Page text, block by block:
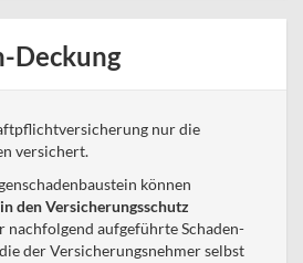
Deckung
nur die
versichert.
können
den Versicherungsschutz
nachfolgend aufgeführte Schaden-
der Versicherungsnehmer selbst